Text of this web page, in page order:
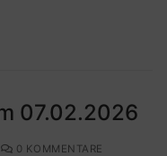
07.02.2026
0 KOMMENTARE